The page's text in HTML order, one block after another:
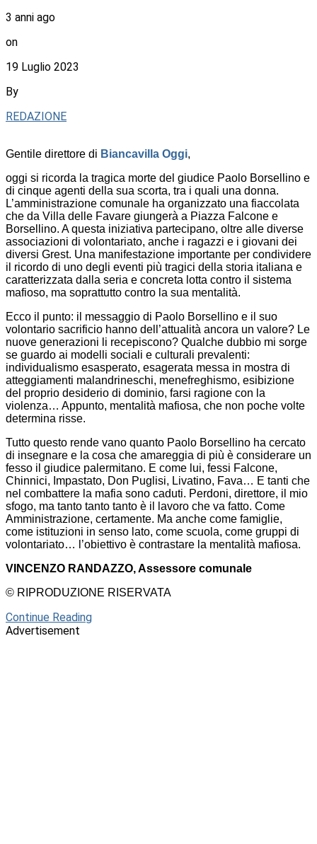
3 anni ago
on
19 Luglio 2023
By
REDAZIONE
Gentile direttore di Biancavilla Oggi,
oggi si ricorda la tragica morte del giudice Paolo Borsellino e
di cinque agenti della sua scorta, tra i quali una donna.
L’amministrazione comunale ha organizzato una fiaccolata
che da Villa delle Favare giungerà a Piazza Falcone e
Borsellino. A questa iniziativa partecipano, oltre alle diverse
associazioni di volontariato, anche i ragazzi e i giovani dei
diversi Grest. Una manifestazione importante per condividere
il ricordo di uno degli eventi più tragici della storia italiana e
caratterizzata dalla seria e concreta lotta contro il sistema
mafioso, ma soprattutto contro la sua mentalità.
Ecco il punto: il messaggio di Paolo Borsellino e il suo
volontario sacrificio hanno dell’attualità ancora un valore? Le
nuove generazioni li recepiscono? Qualche dubbio mi sorge
se guardo ai modelli sociali e culturali prevalenti:
individualismo esasperato, esagerata messa in mostra di
atteggiamenti malandrineschi, menefreghismo, esibizione
del proprio desiderio di dominio, farsi ragione con la
violenza… Appunto, mentalità mafiosa, che non poche volte
determina risse.
Tutto questo rende vano quanto Paolo Borsellino ha cercato
di insegnare e la cosa che amareggia di più è considerare un
fesso il giudice palermitano. E come lui, fessi Falcone,
Chinnici, Impastato, Don Puglisi, Livatino, Fava… E tanti che
nel combattere la mafia sono caduti. Perdoni, direttore, il mio
sfogo, ma tanto tanto tanto è il lavoro che va fatto. Come
Amministrazione, certamente. Ma anche come famiglie,
come istituzioni in senso lato, come scuola, come gruppi di
volontariato… l’obiettivo è contrastare la mentalità mafiosa.
VINCENZO RANDAZZO, Assessore comunale
© RIPRODUZIONE RISERVATA
Continue Reading
Advertisement